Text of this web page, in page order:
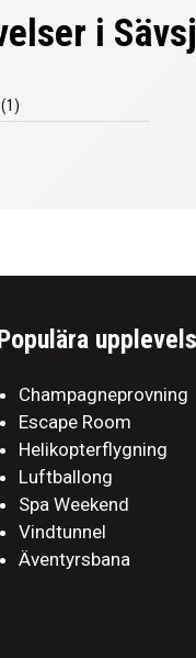
i
Champagneprovning
Escape Room
Helikopterflygning
Luftballong
Spa Weekend
Vindtunnel
Äventyrsbana